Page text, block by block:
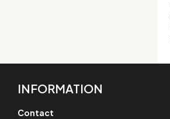
INFORMATION
Contact